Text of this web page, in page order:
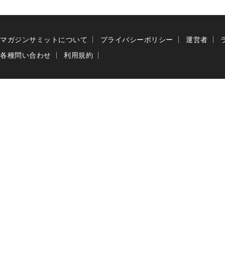
マガジンサミットについて プライバシーポリシー 運営者
各種問い合わせ
利用規約